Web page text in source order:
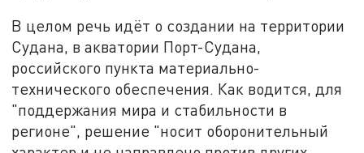
В целом речь идёт о создании на территории
Судана, в акватории Порт-Судана,
российского пункта материально-
технического обеспечения. Как водится, для
"поддержания мира и стабильности в
регионе", решение "носит оборонительный